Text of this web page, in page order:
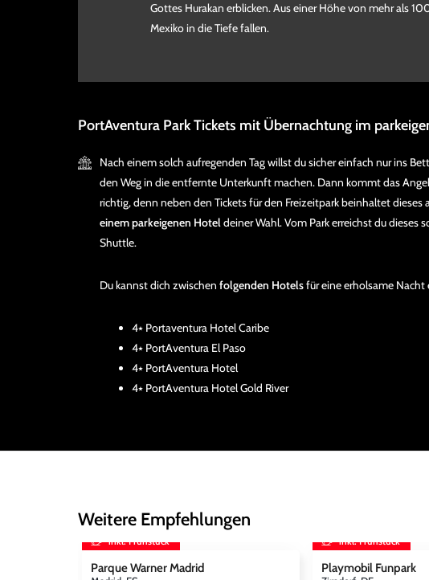
Gottes Hurakan erblicken. Aus einer Höhe von mehr als
Mexiko in die Tiefe fallen.
PortAventura Park Tickets mit Übernachtung im
Nach einem solch aufregenden Tag willst du sicher einfach nur ins
den Weg in die entfernte Unterkunft machen. Dann kommt das
richtig, denn neben den Tickets für den Freizeitpark beinhaltet dieses
einem parkeigenen Hoteldeiner Wahl. Vom Park erreichst du dieses
Shuttle.
Du kannst dich zwischen folgenden Hotelsfür eine erholsame Nacht
4⭑ Portaventura Hotel Caribe
4⭑ PortAventura El Paso
4⭑ PortAventura Hotel
4⭑ PortAventura Hotel Gold River
Weitere Empfehlungen
inkl. Frühstück
Parque Warner Madrid
inkl. Frühstück
Playmobil Funpark